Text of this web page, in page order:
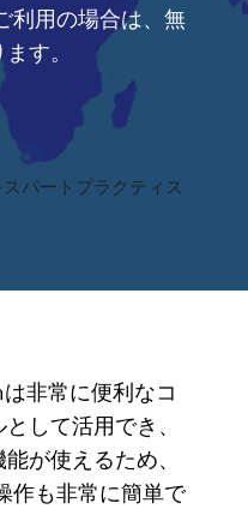
利用の場合は、無
す。
パートプラクティス
非常に便利なコ
して活用でき、
が使えるため、
作も非常に簡単で